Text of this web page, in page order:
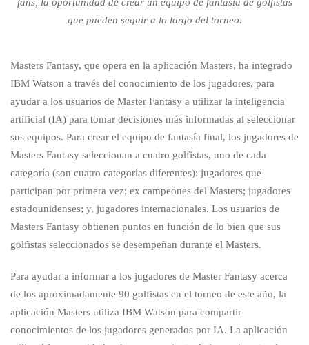
que pueden seguir a lo largo del torneo.
Masters Fantasy, que opera en la aplicación Masters, ha integrado
IBM Watson a través del conocimiento de los jugadores, para
ayudar a los usuarios de Master Fantasy a utilizar la inteligencia
artificial (IA) para tomar decisiones más informadas al seleccionar
sus equipos. Para crear el equipo de fantasía final, los jugadores de
Masters Fantasy seleccionan a cuatro golfistas, uno de cada
categoría (son cuatro categorías diferentes): jugadores que
participan por primera vez; ex campeones del Masters; jugadores
estadounidenses; y, jugadores internacionales. Los usuarios de
Masters Fantasy obtienen puntos en función de lo bien que sus
golfistas seleccionados se desempeñan durante el Masters.
Para ayudar a informar a los jugadores de Master Fantasy acerca
de los aproximadamente 90 golfistas en el torneo de este año, la
aplicación Masters utiliza IBM Watson para compartir
conocimientos de los jugadores generados por IA. La aplicación